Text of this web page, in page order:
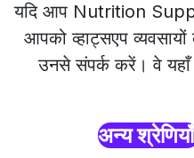
यदि आप Nutrition
आपको व्हाट्सएप
उनसे संपर्क करें। वे
अन्य